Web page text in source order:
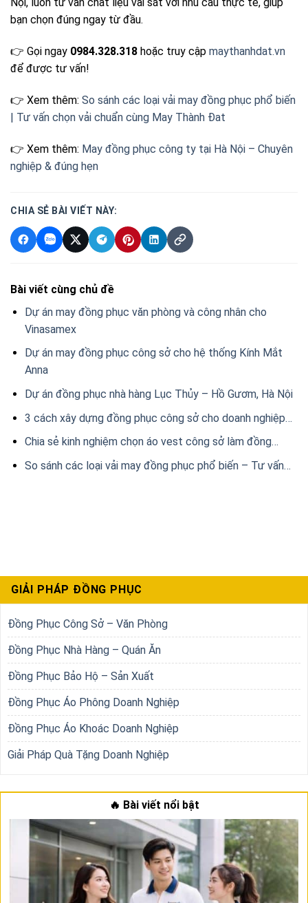
Nội, luôn tư vấn chất liệu vải sát với nhu cầu thực tế, giúp
bạn chọn đúng ngay từ đầu.
👉 Gọi ngay 0984.328.318 hoặc truy cập maythanhdat.vn
để được tư vấn!
👉 Xem thêm: So sánh các loại vải may đồng phục phổ biến
| Tư vấn chọn vải chuẩn cùng May Thành Đat
👉 Xem thêm: May đồng phục công ty tại Hà Nội – Chuyên
nghiệp & đúng hẹn
CHIA SẺ BÀI VIẾT NÀY:
Bài viết cùng chủ đề
Dự án may đồng phục văn phòng và công nhân cho
Vinasamex
Dự án may đồng phục công sở cho hệ thống Kính Mắt
Anna
Dự án đồng phục nhà hàng Lục Thủy – Hồ Gươm, Hà Nội
3 cách xây dựng đồng phục công sở cho doanh nghiệp…
Chia sẻ kinh nghiệm chọn áo vest công sở làm đồng…
So sánh các loại vải may đồng phục phổ biến – Tư vấn…
GIẢI PHÁP ĐỒNG PHỤC
Đồng Phục Công Sở – Văn Phòng
Đồng Phục Nhà Hàng – Quán Ăn
Đồng Phục Bảo Hộ – Sản Xuất
Đồng Phục Áo Phông Doanh Nghiệp
Đồng Phục Áo Khoác Doanh Nghiệp
Giải Pháp Quà Tặng Doanh Nghiệp
🔥 Bài viết nổi bật